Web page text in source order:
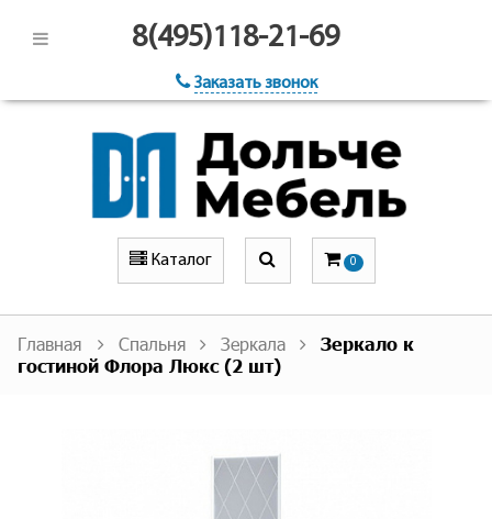
8(495)118-21-69
Заказать звонок
Каталог 0
Главная Спальня Зеркала
Зеркало к
гостиной Флора Люкс (2 шт)